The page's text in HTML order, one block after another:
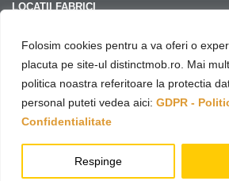
Folosim cookies pentru a va oferi o
placuta pe site-ul distinctmob.ro. Mai
politica noastra referitoare la protectia
personal puteti vedea aici: GDPR -
Confidentialitate
Respinge
LOCATII FABRICI
Romania
© Distinctmob 2020
Website & SEO byNetring Media – with